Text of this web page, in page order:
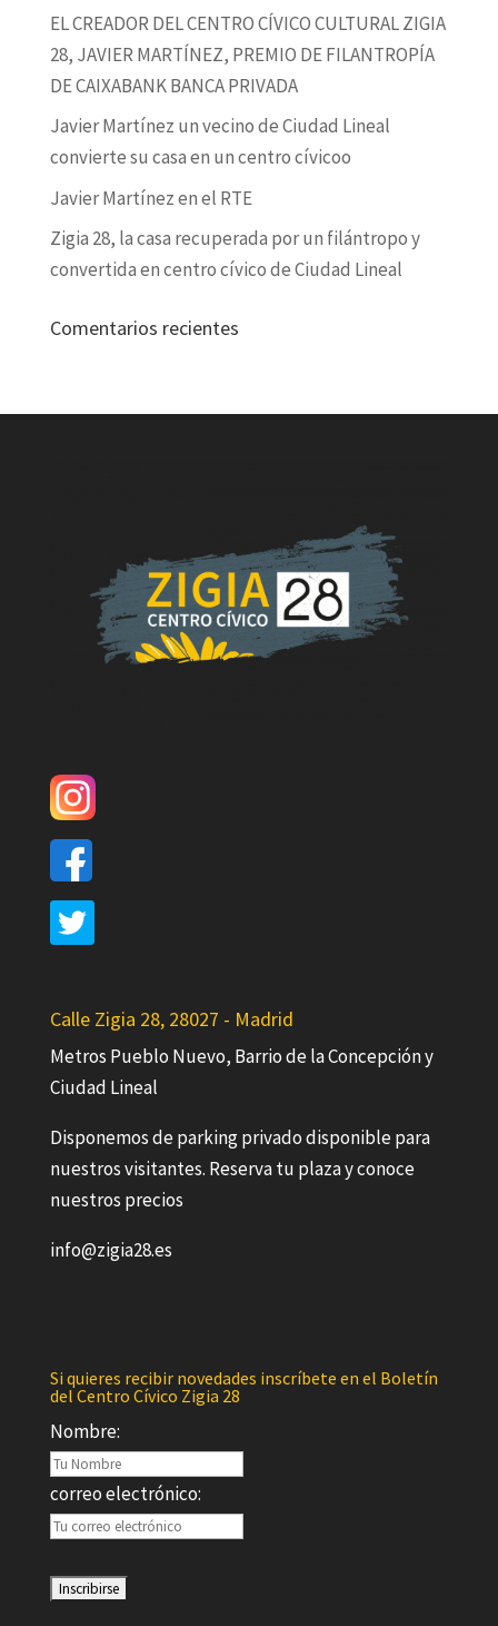
EL CREADOR DEL CENTRO CÍVICO CULTURAL ZIGIA
28, JAVIER MARTÍNEZ, PREMIO DE FILANTROPÍA
DE CAIXABANK BANCA PRIVADA
Javier Martínez un vecino de Ciudad Lineal
convierte su casa en un centro cívicoo
Javier Martínez en el RTE
Zigia 28, la casa recuperada por un filántropo y
convertida en centro cívico de Ciudad Lineal
Comentarios recientes
Calle Zigia 28, 28027 - Madrid
Metros Pueblo Nuevo, Barrio de la Concepción y
Ciudad Lineal
Disponemos de parking privado disponible para
nuestros visitantes. Reserva tu plaza y conoce
nuestros precios
info@zigia28.es
Si quieres recibir novedades inscríbete en el Boletín
del Centro Cívico Zigia 28
Nombre:
correo electrónico: